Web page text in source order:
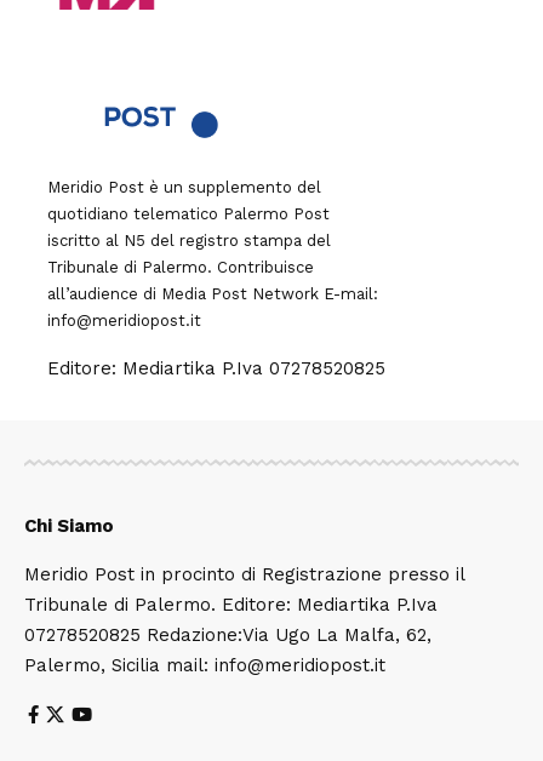
Meridio Post è un supplemento del
quotidiano telematico Palermo Post
iscritto al N5 del registro stampa del
Tribunale di Palermo. Contribuisce
all’audience di Media Post Network E-mail:
info@meridiopost.it
Editore: Mediartika P.Iva 07278520825
Chi Siamo
Meridio Post in procinto di Registrazione presso il
Tribunale di Palermo. Editore: Mediartika P.Iva
07278520825 Redazione:Via Ugo La Malfa, 62,
Palermo, Sicilia mail: info@meridiopost.it